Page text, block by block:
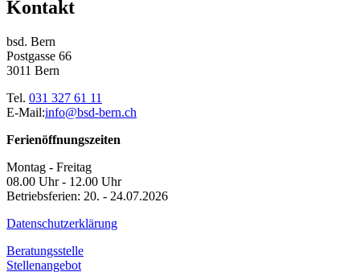
Kontakt
bsd. Bern
Postgasse 66
3011 Bern
Tel. 031 327 61 11
E-Mail:info@bsd-bern.ch
Ferienöffnungszeiten
Montag - Freitag
08.00 Uhr - 12.00 Uhr
Betriebsferien: 20. - 24.07.2026
Datenschutzerklärung
Beratungsstelle
Stellenangebot